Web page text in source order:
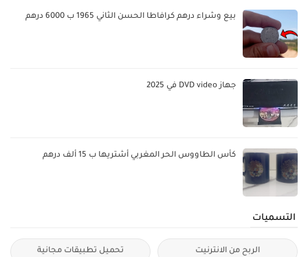
بيع وشراء درهم كرافاطا الحسن الثاني 1965 ب 6000 درهم
جهاز DVD video في 2025
كأس الطاووس الحر المغربي أشتريها ب 15 ألف درهم
التسميات
الربح من الانترنيت تحميل تطبيقات مجانية